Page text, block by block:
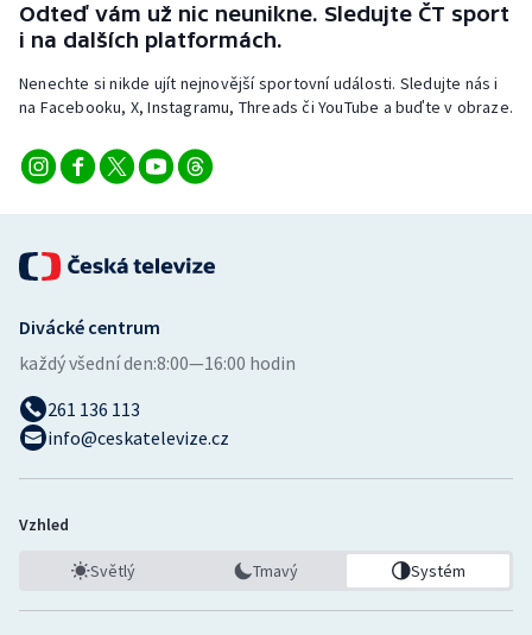
Triatlon
Veslování
Ostatní
Odteď vám už nic neunikne. Sledujte ČT sport
i na dalších platformách.
Nenechte si nikde ujít nejnovější sportovní události. Sledujte nás i
na Facebooku, X, Instagramu, Threads či YouTube a buďte v obraze.
Divácké centrum
každý všední den:8:00—16:00 hodin
261 136 113
info@ceskatelevize.cz
Vzhled
Světlý Tmavý Systém